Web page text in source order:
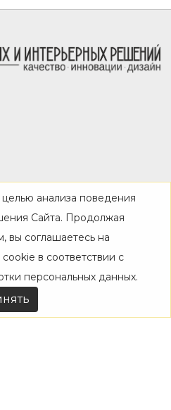
анализа поведения
Сайта. Продолжая
вы соглашаетесь на
в соответствии с
персональных данных.